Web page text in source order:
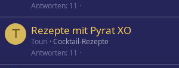
Antworten 11
T Rezepte mit Pyrat XO
Touri Cocktail-Rezepte
Antworten 11